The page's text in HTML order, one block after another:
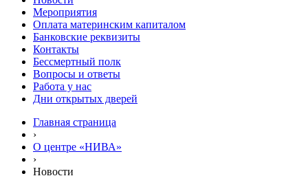
Мероприятия
Оплата материнским капиталом
Банковские реквизиты
Контакты
Бессмертный полк
Вопросы и ответы
Работа у нас
Дни открытых дверей
Главная страница
›
О центре «НИВА»
›
Новости